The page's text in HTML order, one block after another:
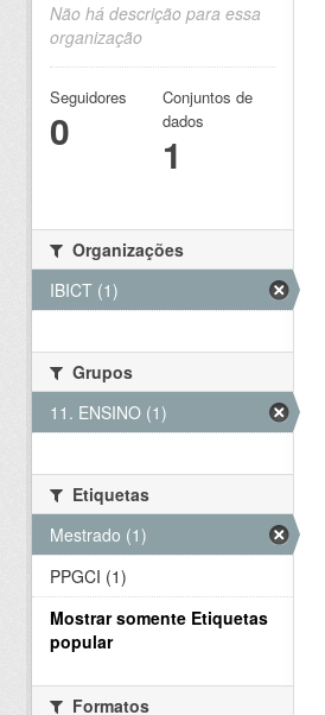
Não há descrição para essa
organização
Seguidores
0
Conjuntos de
dados
1
Organizações
IBICT (1)
Grupos
11. ENSINO (1)
Etiquetas
Mestrado (1)
PPGCI (1)
Mostrar somente Etiquetas
popular
Formatos